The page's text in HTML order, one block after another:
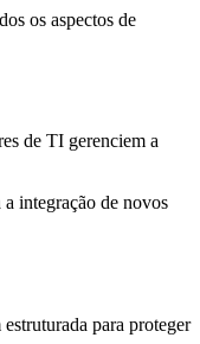
os aspectos de
de TI gerenciem a
integração de novos
para proteger